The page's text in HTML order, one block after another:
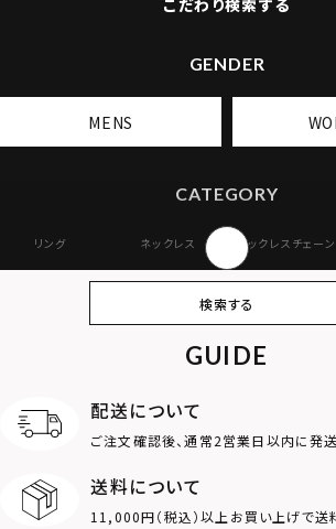
こだわり検索する
GENDER
MENS
CATEGORY
リング ネックレス ネックレスチェーン
オンラインストア
ギフトボックス
MOTIF
ダブルリング
検索する
GUIDE
配送について
ご注文確認後、通常2営業日以内に発
送料について
11,000円（税込）以上お買い上げで送